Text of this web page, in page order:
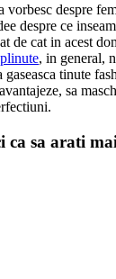
vorbesc despre
despre ce
de cat in acest
, in general,
tinute
sa
ca sa arati